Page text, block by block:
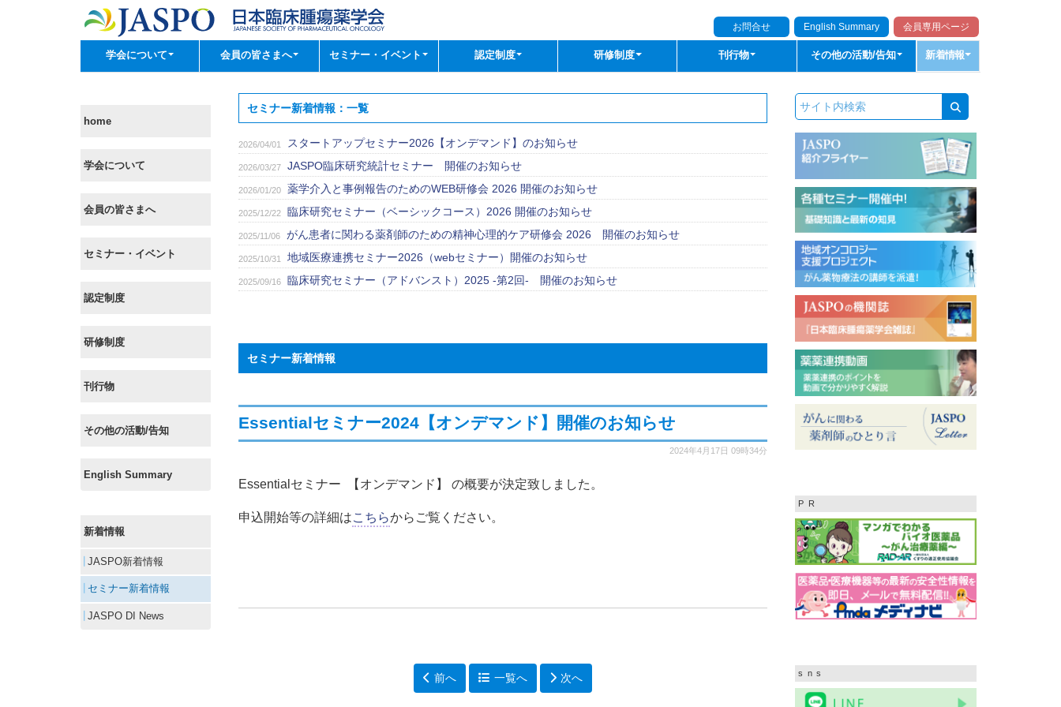
お問合せ English Summary 会員専用ページ
学会について 会員の皆さまへ セミナー・イベント 認定制度 研修制度 刊行物 その他の活動/告知 新着情報
home
学会について
会員の皆さまへ
セミナー・イベント
認定制度
研修制度
刊行物
その他の活動/告知
English Summary
新着情報
JASPO新着情報
セミナー新着情報
JASPO DI News
セミナー新着情報：一覧
2026/04/01 スタートアップセミナー2026【オンデマンド】のお知らせ
2026/03/27 JASPO臨床研究統計セミナー 開催のお知らせ
2026/01/20 薬学介入と事例報告のためのWEB研修会 2026 開催のお知らせ
2025/12/22 臨床研究セミナー（ベーシックコース）2026 開催のお知らせ
2025/11/06 がん患者に関わる薬剤師のための精神心理的ケア研修会 2026 開催のお知らせ
2025/10/31 地域医療連携セミナー2026（webセミナー）開催のお知らせ
2025/09/16 臨床研究セミナー（アドバンスト）2025 -第2回- 開催のお知らせ
セミナー新着情報
Essentialセミナー2024【オンデマンド】開催のお知らせ
2024年4月17日 09時34分
Essentialセミナー 【オンデマンド】 の概要が決定致しました。
申込開始等の詳細はこちらからご覧ください。
前へ 一覧へ 次へ
PR
sns